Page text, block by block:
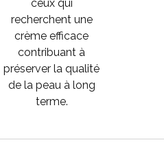
ceux qui
recherchent une
crème efficace
contribuant à
préserver la qualité
de la peau à long
terme.